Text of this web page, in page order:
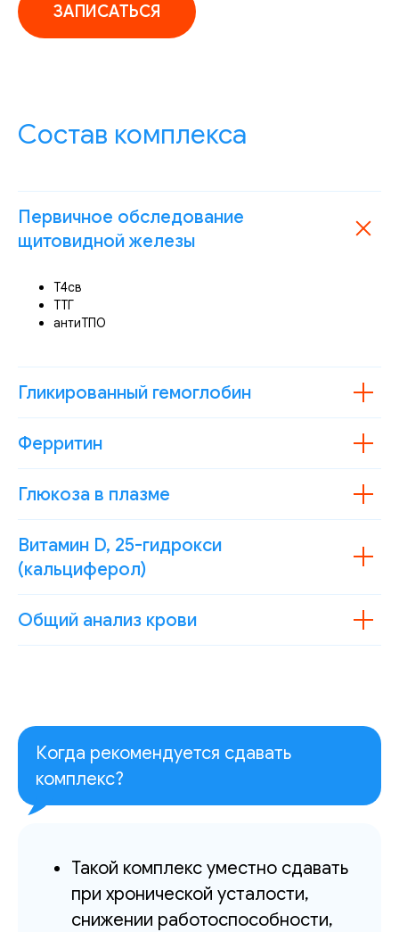
ЗАПИСАТЬСЯ
Состав комплекса
Первичное обследование
щитовидной железы
Т4св
ТТГ
антиТПО
Гликированный гемоглобин
Ферритин
Глюкоза в плазме
Витамин D, 25-гидрокси
(кальциферол)
Общий анализ крови
Когда рекомендуется сдавать
комплекс?
Такой комплекс уместно сдавать
при хронической усталости,
снижении работоспособности,